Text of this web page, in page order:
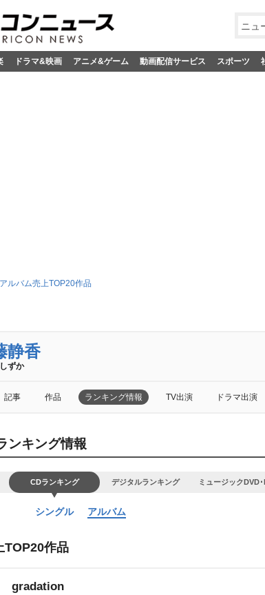
ニュ
ドラマ&映画 アニメ&ゲーム 動画配信サービス スポーツ
アルバム売上TOP20作品
静香
ずか
記事 作品 ランキング情報 TV出演 ドラマ出演
ンキング情報
CDランキング デジタルランキング ミュージックDVD
シングル アルバム
TOP20作品
gradation